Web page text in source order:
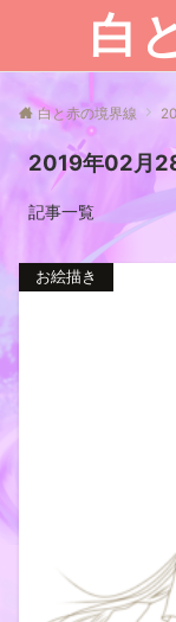
白
白と赤の境界線
2019年02月
記事一覧
お絵描き